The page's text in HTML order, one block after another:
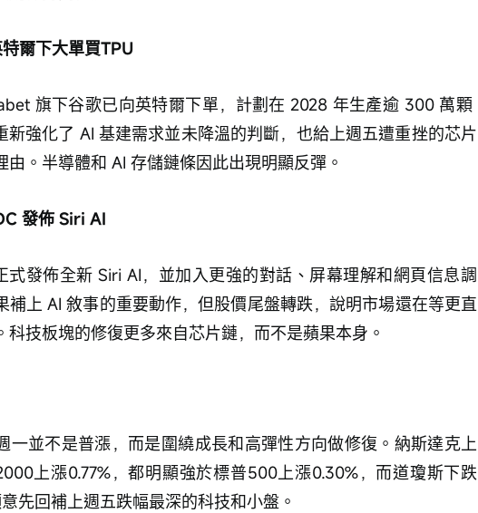
爾下大單買TPU
旗下谷歌已向英特爾下單，計劃在 2028 年生產逾 300 萬顆
新強化了 AI 基建需求並未降溫的判斷，也給上週五遭重挫的芯片
由。半導體和 AI 存儲鏈條因此出現明顯反彈。
發佈 Siri AI
式發佈全新 Siri AI，並加入更強的對話、屏幕理解和網頁信息調
補上 AI 敘事的重要動作，但股價尾盤轉跌，說明市場還在等更直
科技板塊的修復更多來自芯片鏈，而不是蘋果本身。
一並不是普漲，而是圍繞成長和高彈性方向做修復。納斯達克上
上漲0.77%，都明顯強於標普500上漲0.30%，而道瓊斯下跌
先回補上週五跌幅最深的科技和小盤。